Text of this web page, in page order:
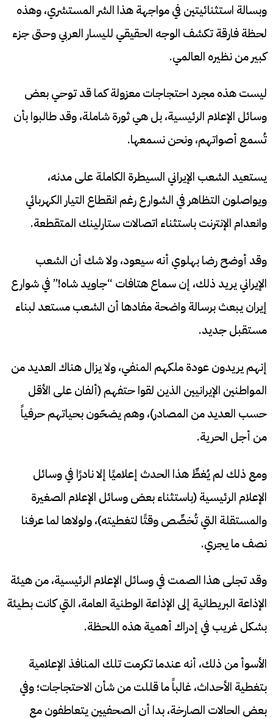
وبسالة استثنائيتين في مواجهة هذا الشر المستشري، وهذه
لحظة فارقة تكشف الوجه الحقيقي لليسار العربي وحتى جزء
كبير من نظيره العالمي.
ليست هذه مجرد احتجاجات معزولة كما قد توحي بعض
وسائل الإعلام الرئيسية، بل هي ثورة شاملة، وقد طالبوا بأن
تُسمع أصواتهم، ونحن نسمعها.
يستعيد الشعب الإيراني السيطرة الكاملة على مدنه،
ويواصلون التظاهر في الشوارع رغم انقطاع التيار الكهربائي
وانعدام الإنترنت باستثناء اتصالات ستارلينك المتقطعة.
وقد أوضح رضا بهلوي أنه سيعود، ولا شك أن الشعب
الإيراني يريد ذلك، إن سماع هتافات “جاويد شاه!” في شوارع
إيران يبعث برسالة واضحة مفادها أن الشعب مستعد لبناء
مستقبل جديد.
إنهم يريدون عودة ملكهم المنفي، ولا يزال هناك العديد من
المواطنين الإيرانيين الذين لقوا حتفهم (ألفان على الأقل
حسب العديد من المصادر)، وهم يضحّون بحياتهم حرفياً
من أجل الحرية.
ومع ذلك لم يُغطِّ هذا الحدث إعلاميًا إلا نادرًا في وسائل
الإعلام الرئيسية (باستثناء بعض وسائل الإعلام الصغيرة
والمستقلة التي تُخصِّص وقتًا لتغطيته)، ولولاها لما عرفنا
نصف ما يجري.
وقد تجلى هذا الصمت في وسائل الإعلام الرئيسية، من هيئة
الإذاعة البريطانية إلى الإذاعة الوطنية العامة، التي كانت بطيئة
بشكل غريب في إدراك أهمية هذه اللحظة.
الأسوأ من ذلك، أنه عندما تكرمت تلك المنافذ الإعلامية
بتغطية الأحداث، غالباً ما قللت من شأن الاحتجاجات؛ وفي
بعض الحالات الصارخة، بدا أن الصحفيين يتعاطفون مع